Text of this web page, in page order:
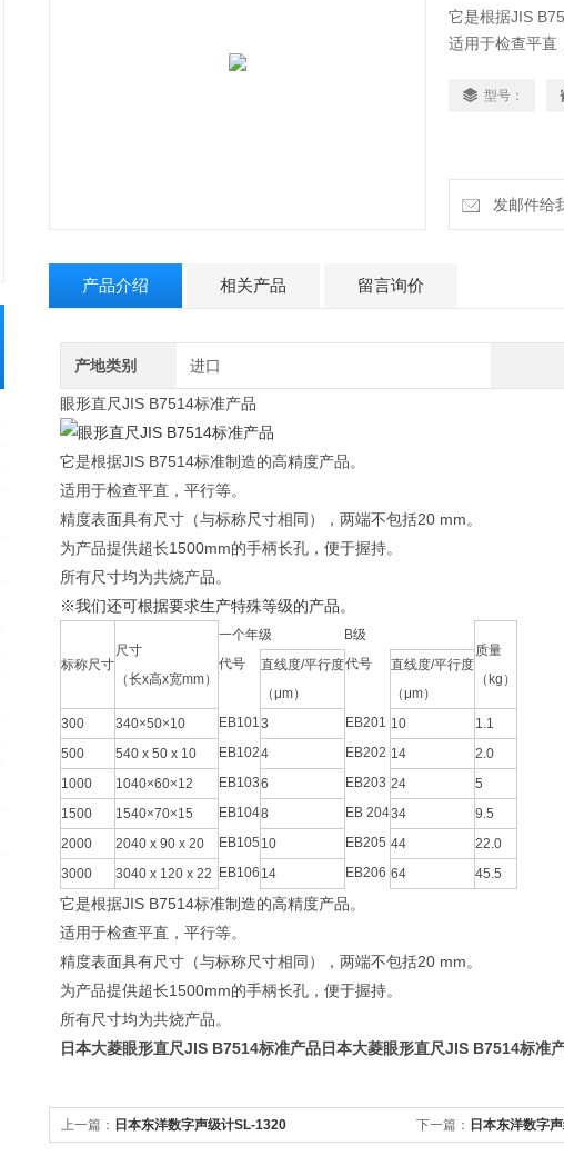
它是根据JIS
适用于检查平直
为产品提供超
型号：
发邮件给
产品介绍 相关产品 留言询价
产地类别 进口
眼形直尺JIS B7514标准产品
它是根据JIS B7514标准制造的高精度产品。
适用于检查平直，平行等。
精度表面具有尺寸（与标称尺寸相同），两端不包括20 mm。
为产品提供超长1500mm的手柄长孔，便于握持。
所有尺寸均为共烧产品。
※我们还可根据要求生产特殊等级的产品。
标称尺寸
尺寸
（长x高x宽mm）
一个年级
B级
质量
（kg）
代号
直线度/平行度
（μm）
代号
直线度/平行度
（μm）
300
340×50×10 EB1013 EB201 10
1.1
500
540 x 50 x 10 EB1024 EB202 14
2.0
1000
1040×60×12 EB1036 EB203 24
5
1500
1540×70×15 EB1048 EB 20434
9.5
2000
2040 x 90 x 20 EB105 10 EB205 44
22.0
3000
3040 x 120 x 22 EB106 14 EB206 64 45.5
它是根据JIS B7514标准制造的高精度产品。
适用于检查平直，平行等。
精度表面具有尺寸（与标称尺寸相同），两端不包括20 mm。
为产品提供超长1500mm的手柄长孔，便于握持。
所有尺寸均为共烧产品。
日本大菱眼形直尺JIS B7514标准产品日本大菱眼形直尺JIS B7514标准
上一篇： 日本东洋数字声级计SL-1320 下一篇： 日本东洋数字